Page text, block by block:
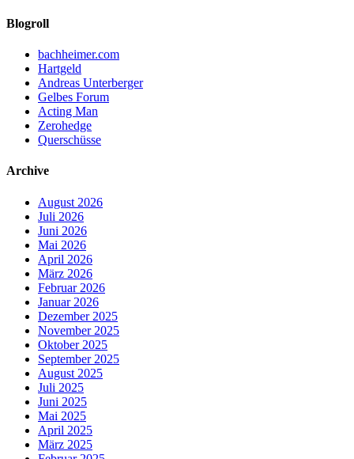
Blogroll
bachheimer.com
Hartgeld
Andreas Unterberger
Gelbes Forum
Acting Man
Zerohedge
Querschüsse
Archive
August 2026
Juli 2026
Juni 2026
Mai 2026
April 2026
März 2026
Februar 2026
Januar 2026
Dezember 2025
November 2025
Oktober 2025
September 2025
August 2025
Juli 2025
Juni 2025
Mai 2025
April 2025
März 2025